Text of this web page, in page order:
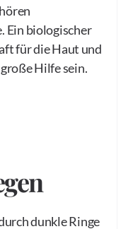
Ein biologischer
für die Haut und
Hilfe sein.
dunkle Ringe